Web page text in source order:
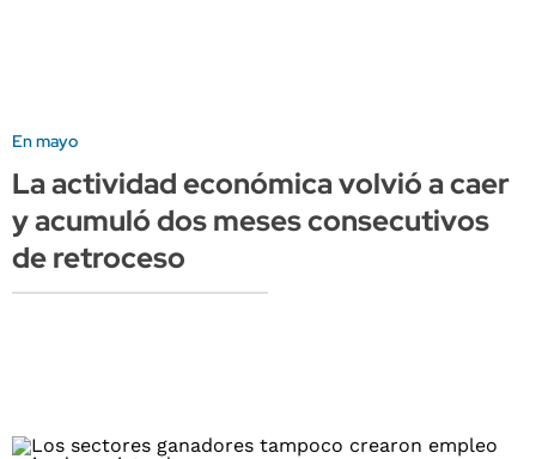
En mayo
La actividad económica volvió a caer
y acumuló dos meses consecutivos
de retroceso